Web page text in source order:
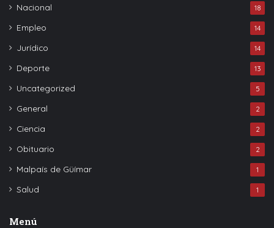
Nacional 18
Empleo 14
Jurídico 14
Deporte 13
Uncategorized 5
General 2
Ciencia 2
Obituario 2
Malpaís de Güímar 1
Salud 1
Menú